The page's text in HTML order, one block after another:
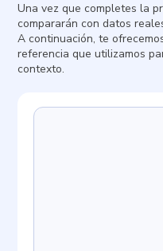
Una vez que completes la
compararán con datos
A continuación, te
referencia que utilizamos
contexto.